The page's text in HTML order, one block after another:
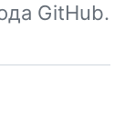
GitHub.